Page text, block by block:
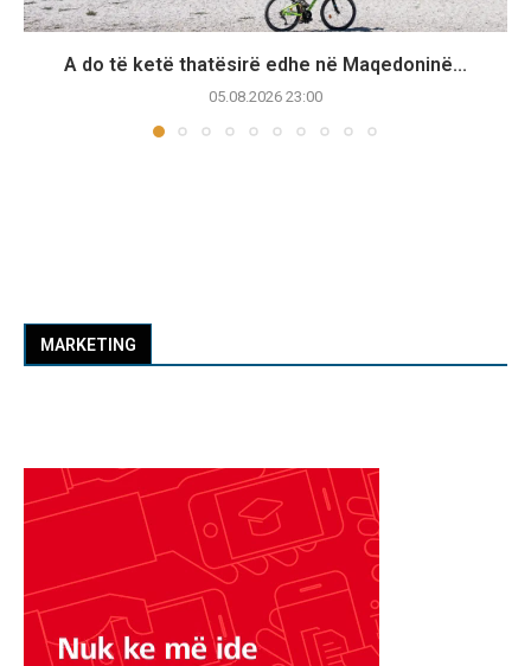
A do të ketë thatësirë edhe në Maqedoninë...
05.08.2026 23:00
MARKETING